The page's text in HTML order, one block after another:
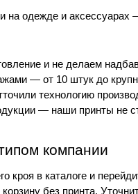
на одежде и
и не делаем
— от 10 штук до
технологию
— наши принты не
компании
кроя в каталоге и
без принта.